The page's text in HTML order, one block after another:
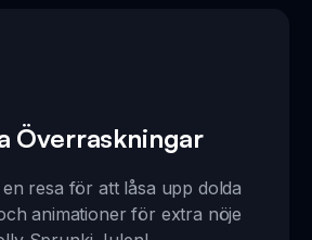
Överraskningar
resa för att låsa upp dolda
animationer för extra nöje